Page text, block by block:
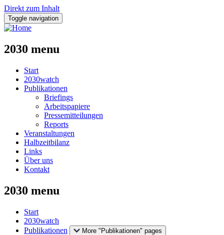
Direkt zum Inhalt
Toggle navigation
2030 menu
Start
2030watch
Publikationen
Briefings
Arbeitspapiere
Pressemitteilungen
Reports
Veranstaltungen
Halbzeitbilanz
Links
Über uns
Kontakt
2030 menu
Start
2030watch
Publikationen
More "Publikationen" pages